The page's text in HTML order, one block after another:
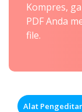
Kompres,
PDF Anda
file.
Alat